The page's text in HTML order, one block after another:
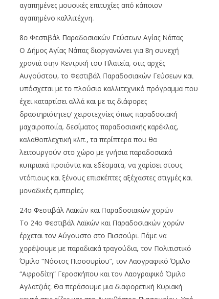
αγαπημένες μουσικές επιτυχίες από κάποιον
αγαπημένο καλλιτέχνη.
8ο Φεστιβάλ Παραδοσιακών Γεύσεων Αγίας Νάπας
Ο Δήμος Αγίας Νάπας διοργανώνει για 8η συνεχή
χρονιά στην Κεντρική του Πλατεία, στις αρχές
Αυγούστου, το Φεστιβάλ Παραδοσιακών Γεύσεων και
υπόσχεται με το πλούσιο καλλιτεχνικό πρόγραμμα που
έχει καταρτίσει αλλά και με τις διάφορες
δραστηριότητες/ χειροτεχνίες όπως παραδοσιακή
μαχαιροποιία, δεσίματος παραδοσιακής καρέκλας,
καλαθοπλεχτική κλπ., τα περίπτερα που θα
λειτουργούν στο χώρο με γνήσια παραδοσιακά
κυπριακά προϊόντα και εδέσματα, να χαρίσει στους
ντόπιους και ξένους επισκέπτες αξέχαστες στιγμές και
μοναδικές εμπειρίες.
24ο Φεστιβάλ Λαϊκών και Παραδοσιακών χορών
Το 24ο Φεστιβάλ Λαϊκών και Παραδοσιακών χορών
έρχεται τον Αύγουστο στο Πισσούρι. Πάμε να
χορέψουμε με παραδιακά τραγούδια, τον Πολιτιστικό
Όμιλο “Νόστος Πισσουρίου”, τον Λαογραφικό Όμιλο
“Αφροδίτη” Γεροσκήπου και τον Λαογραφικό Όμιλο
Αγλατζιάς. Θα περάσουμε μια διαφορετική Κυριακή